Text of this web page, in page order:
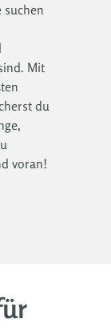
suchen
Mit
du
voran!